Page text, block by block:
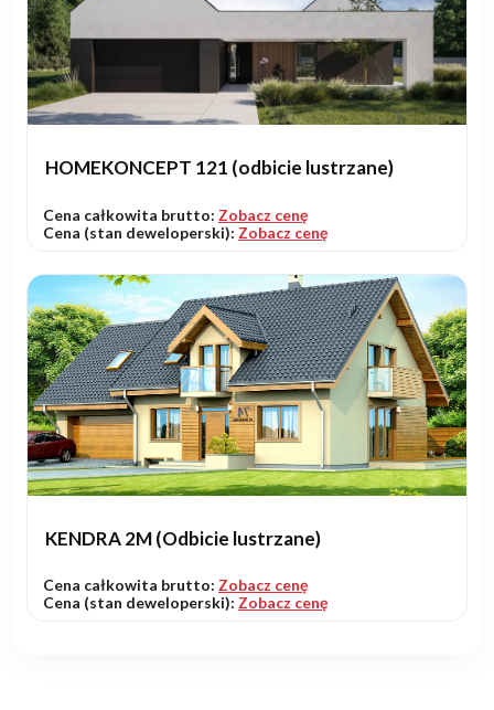
HOMEKONCEPT 121 (odbicie lustrzane)
Cena całkowita brutto: Zobacz cenę
Cena (stan deweloperski): Zobacz cenę
KENDRA 2M (Odbicie lustrzane)
Cena całkowita brutto: Zobacz cenę
Cena (stan deweloperski): Zobacz cenę